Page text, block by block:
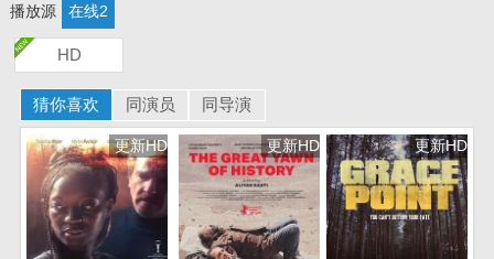
播放源 在线2
HD
猜你喜欢 同演员 同导演
更新HD 更新HD 更新HD